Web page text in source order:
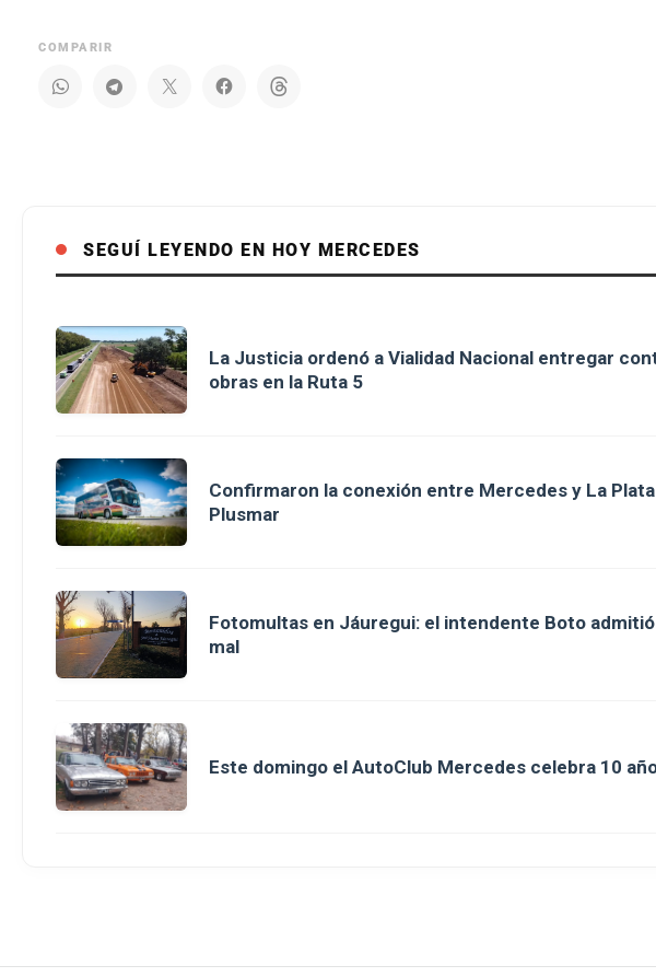
COMPARIR
SEGUÍ LEYENDO EN HOY MERCEDES
La Justicia ordenó a Vialidad Nacional entregar
obras en la Ruta 5
Confirmaron la conexión entre Mercedes y La
Plusmar
Fotomultas en Jáuregui: el intendente Boto
mal
Este domingo el AutoClub Mercedes celebra 10